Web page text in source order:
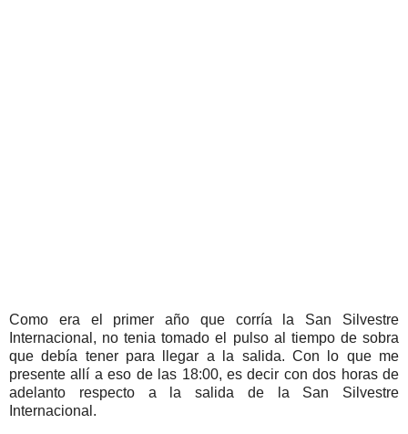
Como era el primer año que corría la San Silvestre
Internacional, no tenia tomado el pulso al tiempo de sobra
que debía tener para llegar a la salida. Con lo que me
presente allí a eso de las 18:00, es decir con dos horas de
adelanto respecto a la salida de la San Silvestre
Internacional.